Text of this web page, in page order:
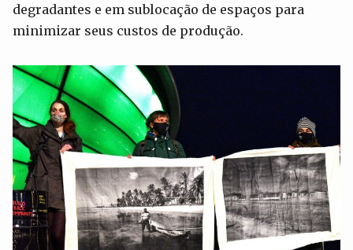
degradantes e em sublocação de espaços para
minimizar seus custos de produção.